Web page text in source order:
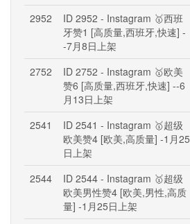
2952
ID 2952 - Instagram 🥇西班
牙赞1 [高质量,西班牙,快速] -
-7月8日上架
2752
ID 2752 - Instagram 🥇欧美
赞6 [高质量,西班牙,快速] --6
月13日上架
2541
ID 2541 - Instagram 🥇超级
欧美赞4 [欧美,高质量] -1月25
日上架
2544
ID 2544 - Instagram 🥇超级
欧美男性赞4 [欧美,男性,高质
量] -1月25日上架